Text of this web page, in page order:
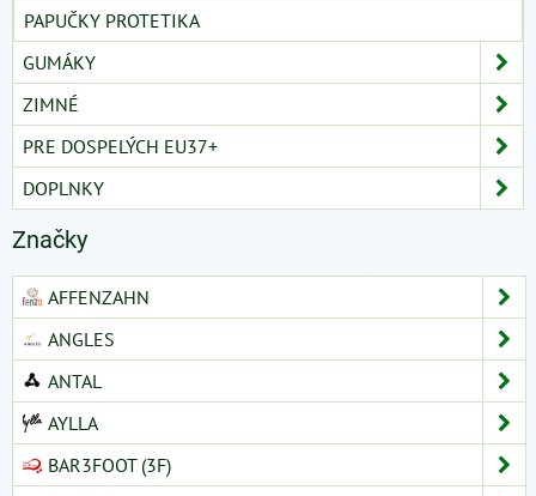
PAPUČKY PROTETIKA
GUMÁKY
ZIMNÉ
PRE DOSPELÝCH EU37+
DOPLNKY
Značky
AFFENZAHN
ANGLES
ANTAL
AYLLA
BAR3FOOT (3F)